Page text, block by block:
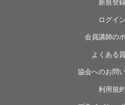
新規登
ログイン
会員講師の
よくある
協会へのお問
利用規約